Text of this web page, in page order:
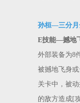
孙桓—三分月
E技能—撼地
外部装备为8
被撼地飞身
关卡中，被
的敌方造成[